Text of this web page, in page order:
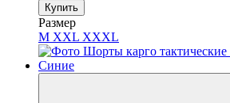
Купить
Размер
M XXL XXXL